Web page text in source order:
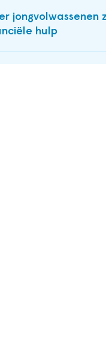
jongvolwassenen
hulp